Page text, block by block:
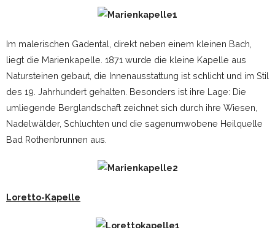
Im malerischen Gadental, direkt neben einem kleinen Bach,
liegt die Marienkapelle. 1871 wurde die kleine Kapelle aus
Natursteinen gebaut, die Innenausstattung ist schlicht und im Stil
des 19. Jahrhundert gehalten. Besonders ist ihre Lage: Die
umliegende Berglandschaft zeichnet sich durch ihre Wiesen,
Nadelwälder, Schluchten und die sagenumwobene Heilquelle
Bad Rothenbrunnen aus.
Loretto-Kapelle